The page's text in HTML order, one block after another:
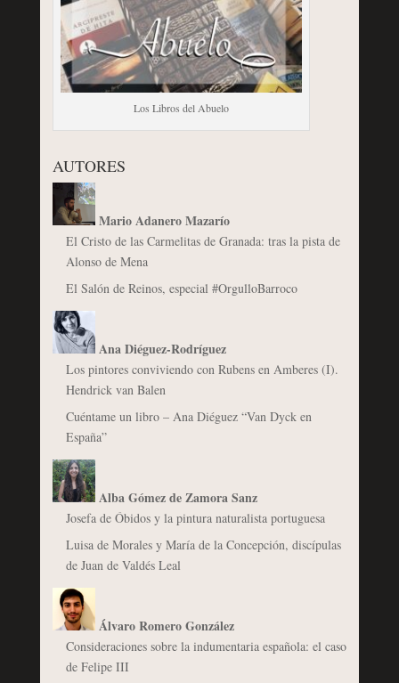
Los Libros del Abuelo
AUTORES
Mario Adanero Mazarío
El Cristo de las Carmelitas de Granada: tras la pista de
Alonso de Mena
El Salón de Reinos, especial #OrgulloBarroco
Ana Diéguez-Rodríguez
Los pintores conviviendo con Rubens en Amberes (I).
Hendrick van Balen
Cuéntame un libro – Ana Diéguez “Van Dyck en
España”
Alba Gómez de Zamora Sanz
Josefa de Óbidos y la pintura naturalista portuguesa
Luisa de Morales y María de la Concepción, discípulas
de Juan de Valdés Leal
Álvaro Romero González
Consideraciones sobre la indumentaria española: el caso
de Felipe III